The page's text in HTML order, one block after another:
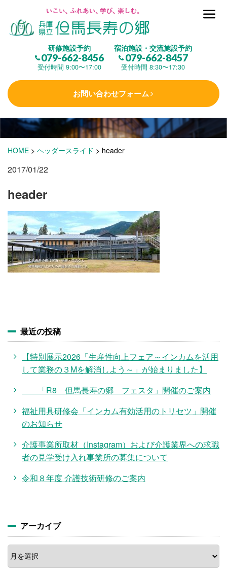
研修施設予約
079-662-8456
受付時間 9:00〜17:00
宿泊施設・交流施設予約
079-662-8457
受付時間 8:30〜17:30
お問い合わせフォーム
但馬長寿の郷とは
(研修施設)
楽しむ
学 ぶ(健康福祉)
泊まる(宿泊)
施設・料金
アクセス
HOME > ヘッダースライド > header
2017/01/22
header
最近の投稿
【特別展示2026「生産性向上フェア～インカムを活用
して業務の３Mを解消しよう～」が始まりました】
「R8 但馬長寿の郷 フェスタ」開催のご案内
福祉用具研修会「インカム有効活用のトリセツ」開催
のお知らせ
介護事業所取材（Instagram）および介護業界への求職
者の見学受け入れ事業所の募集について
令和８年度 介護技術研修のご案内
アーカイブ
ア
ー
カ